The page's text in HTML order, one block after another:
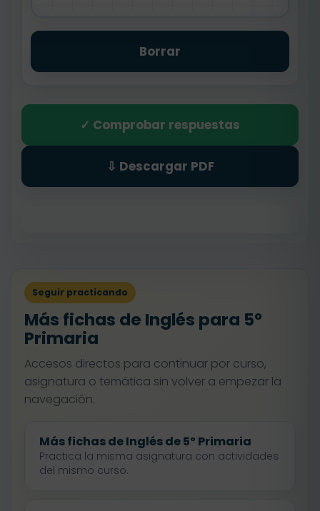
Borrar
✓ Comprobar respuestas
⇩ Descargar PDF
Seguir practicando
Más fichas de Inglés para 5º
Primaria
Accesos directos para continuar por curso,
asignatura o temática sin volver a empezar la
navegación.
Más fichas de Inglés de 5º Primaria
Practica la misma asignatura con actividades
del mismo curso.